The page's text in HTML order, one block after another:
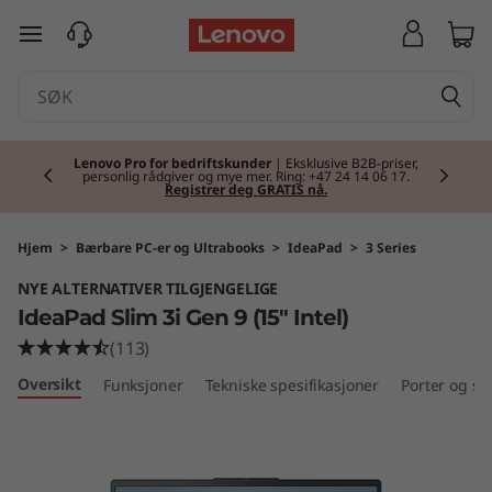
a
d
S
gå til hovedinnhold
Lenovo Pro for bedriftskunder | Eksklusive B2B-priser,
personlig rådgiver og mye mer. Ring: +47 24 14 06 17.
Registrer deg GRATIS nå.
Hjem > Bærbare PC-er og Ultrabooks > IdeaPad > 3 Series
NYE ALTERNATIVER TILGJENGELIGE
IdeaPad Slim 3i Gen 9 (15" Intel)
(113)
Oversikt Funksjoner Tekniske spesifikasjoner Porter og